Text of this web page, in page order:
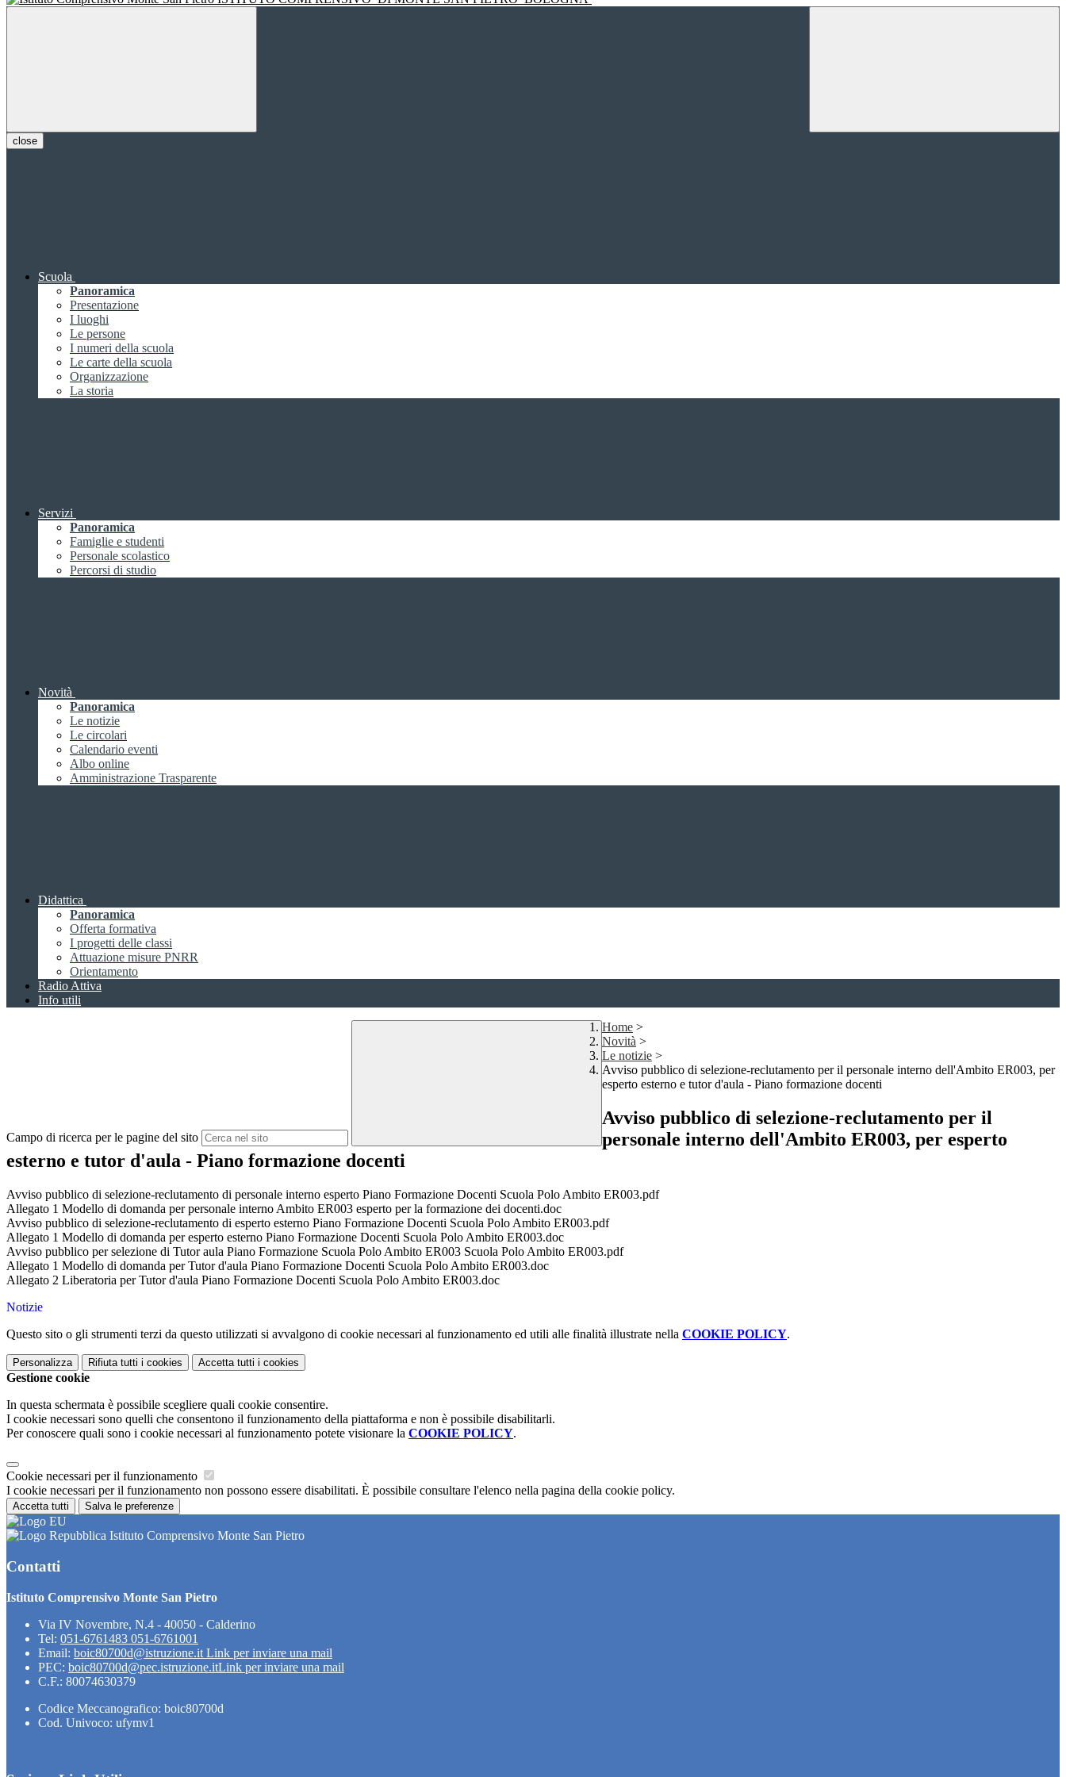
close
Scuola
Panoramica
Presentazione
I luoghi
Le persone
I numeri della scuola
Le carte della scuola
Organizzazione
La storia
Servizi
Panoramica
Famiglie e studenti
Personale scolastico
Percorsi di studio
Novità
Panoramica
Le notizie
Le circolari
Calendario eventi
Albo online
Amministrazione Trasparente
Didattica
Panoramica
Offerta formativa
I progetti delle classi
Attuazione misure PNRR
Orientamento
Radio Attiva
Info utili
Campo di ricerca per le pagine del sito
Home >
Novità >
Le notizie >
Avviso pubblico di selezione-reclutamento per il personale interno dell'Ambito ER003, per
esperto esterno e tutor d'aula - Piano formazione docenti
Avviso pubblico di selezione-reclutamento per il
personale interno dell'Ambito ER003, per esperto
esterno e tutor d'aula - Piano formazione docenti
Avviso pubblico di selezione-reclutamento di personale interno esperto Piano Formazione Docenti Scuola Polo Ambito ER003.pdf
Allegato 1 Modello di domanda per personale interno Ambito ER003 esperto per la formazione dei docenti.doc
Avviso pubblico di selezione-reclutamento di esperto esterno Piano Formazione Docenti Scuola Polo Ambito ER003.pdf
Allegato 1 Modello di domanda per esperto esterno Piano Formazione Docenti Scuola Polo Ambito ER003.doc
Avviso pubblico per selezione di Tutor aula Piano Formazione Scuola Polo Ambito ER003 Scuola Polo Ambito ER003.pdf
Allegato 1 Modello di domanda per Tutor d'aula Piano Formazione Docenti Scuola Polo Ambito ER003.doc
Allegato 2 Liberatoria per Tutor d'aula Piano Formazione Docenti Scuola Polo Ambito ER003.doc
Notizie
Questo sito o gli strumenti terzi da questo utilizzati si avvalgono di cookie necessari al funzionamento ed utili alle finalità illustrate nella COOKIE POLICY.
Personalizza Rifiuta tutti i cookies Accetta tutti i cookies
Gestione cookie
In questa schermata è possibile scegliere quali cookie consentire.
I cookie necessari sono quelli che consentono il funzionamento della piattaforma e non è possibile disabilitarli.
Per conoscere quali sono i cookie necessari al funzionamento potete visionare la COOKIE POLICY.
Cookie necessari per il funzionamento
I cookie necessari per il funzionamento non possono essere disabilitati. È possibile consultare l'elenco nella pagina della cookie policy.
Accetta tutti Salva le preferenze
Istituto Comprensivo Monte San Pietro
Contatti
Istituto Comprensivo Monte San Pietro
Via IV Novembre, N.4 - 40050 - Calderino
Tel: 051-6761483 051-6761001
Email: boic80700d@istruzione.it Link per inviare una mail
PEC: boic80700d@pec.istruzione.itLink per inviare una mail
C.F.: 80074630379
Codice Meccanografico: boic80700d
Cod. Univoco: ufymv1